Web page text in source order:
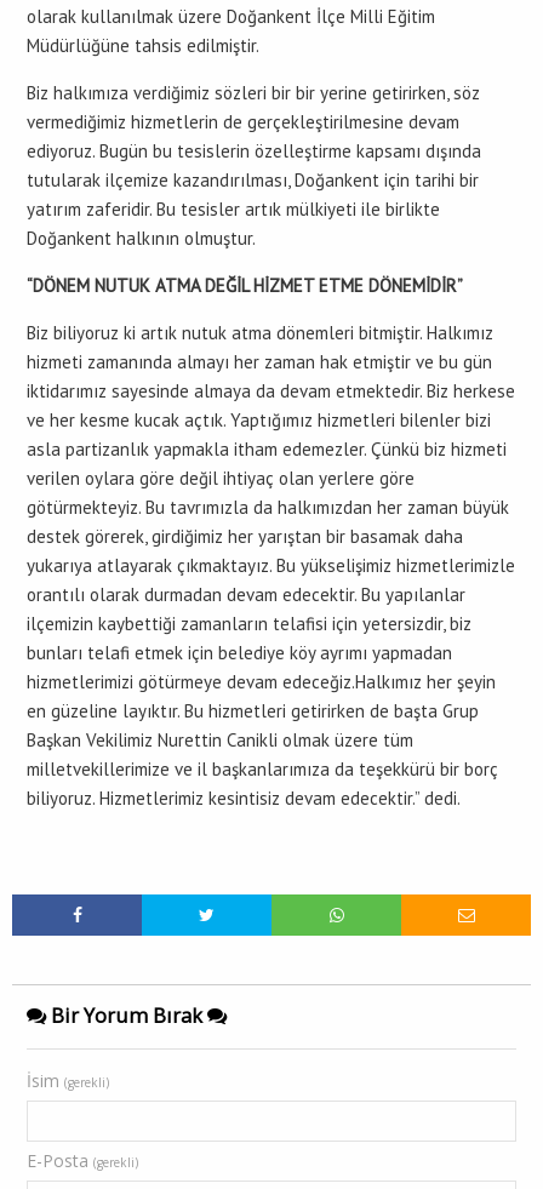
olarak kullanılmak üzere Doğankent İlçe Milli Eğitim
Müdürlüğüne tahsis edilmiştir.
Biz halkımıza verdiğimiz sözleri bir bir yerine getirirken, söz
vermediğimiz hizmetlerin de gerçekleştirilmesine devam
ediyoruz. Bugün bu tesislerin özelleştirme kapsamı dışında
tutularak ilçemize kazandırılması, Doğankent için tarihi bir
yatırım zaferidir. Bu tesisler artık mülkiyeti ile birlikte
Doğankent halkının olmuştur.
“DÖNEM NUTUK ATMA DEĞİL HİZMET ETME DÖNEMİDİR”
Biz biliyoruz ki artık nutuk atma dönemleri bitmiştir. Halkımız
hizmeti zamanında almayı her zaman hak etmiştir ve bu gün
iktidarımız sayesinde almaya da devam etmektedir. Biz herkese
ve her kesme kucak açtık. Yaptığımız hizmetleri bilenler bizi
asla partizanlık yapmakla itham edemezler. Çünkü biz hizmeti
verilen oylara göre değil ihtiyaç olan yerlere göre
götürmekteyiz. Bu tavrımızla da halkımızdan her zaman büyük
destek görerek, girdiğimiz her yarıştan bir basamak daha
yukarıya atlayarak çıkmaktayız. Bu yükselişimiz hizmetlerimizle
orantılı olarak durmadan devam edecektir. Bu yapılanlar
ilçemizin kaybettiği zamanların telafisi için yetersizdir, biz
bunları telafi etmek için belediye köy ayrımı yapmadan
hizmetlerimizi götürmeye devam edeceğiz.Halkımız her şeyin
en güzeline layıktır. Bu hizmetleri getirirken de başta Grup
Başkan Vekilimiz Nurettin Canikli olmak üzere tüm
milletvekillerimize ve il başkanlarımıza da teşekkürü bir borç
biliyoruz. Hizmetlerimiz kesintisiz devam edecektir.” dedi.
Bir Yorum Bırak
İsim (gerekli)
E-Posta (gerekli)